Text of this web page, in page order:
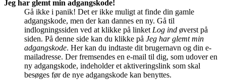
Jeg har glemt min adgangskode!
Gå ikke i panik! Det er ikke muligt at finde din gamle
adgangskode, men der kan dannes en ny. Gå til
indlogningssiden ved at klikke på linket Log ind øverst på
siden. På denne side kan du klikke på Jeg har glemt min
adgangskode. Her kan du indtaste dit brugernavn og din e-
mailadresse. Der fremsendes en e-mail til dig, som udover en
ny adgangskode, indeholder et aktiveringslink som skal
besøges før de nye adgangskode kan benyttes.